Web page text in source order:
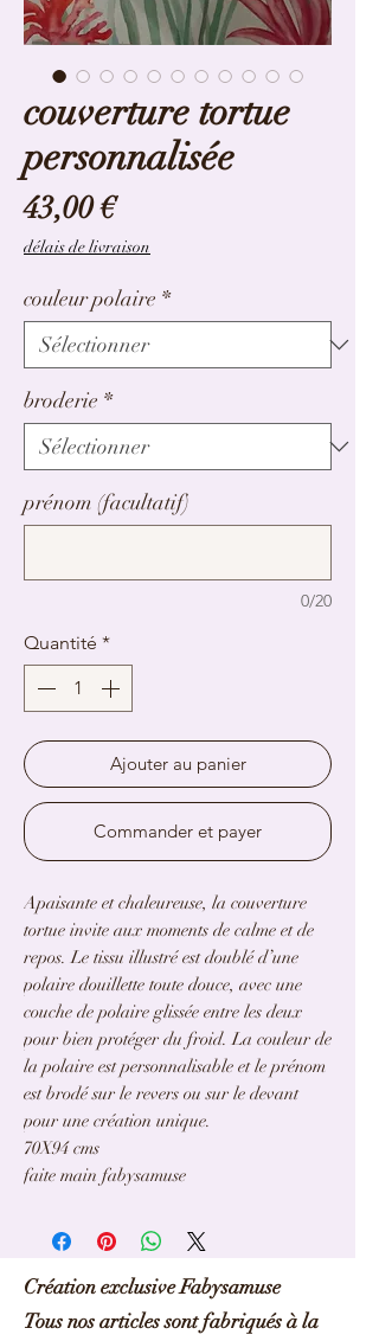
couverture tortue
personnalisée
43,00 €Prix
délais de livraison
couleur polaire *
broderie *
prénom (facultatif)
0/20
Quantité *
Ajouter au panier
Commander et payer
Apaisante et chaleureuse, la couverture
tortue invite aux moments de calme et de
repos. Le tissu illustré est doublé d’une
polaire douillette toute douce, avec une
couche de polaire glissée entre les deux
pour bien protéger du froid. La couleur de
la polaire est personnalisable et le prénom
est brodé sur le revers ou sur le devant
pour une création unique.
70X94 cms
faite main fabysamuse
Création exclusive Fabysamuse
Tous nos articles sont fabriqués à la